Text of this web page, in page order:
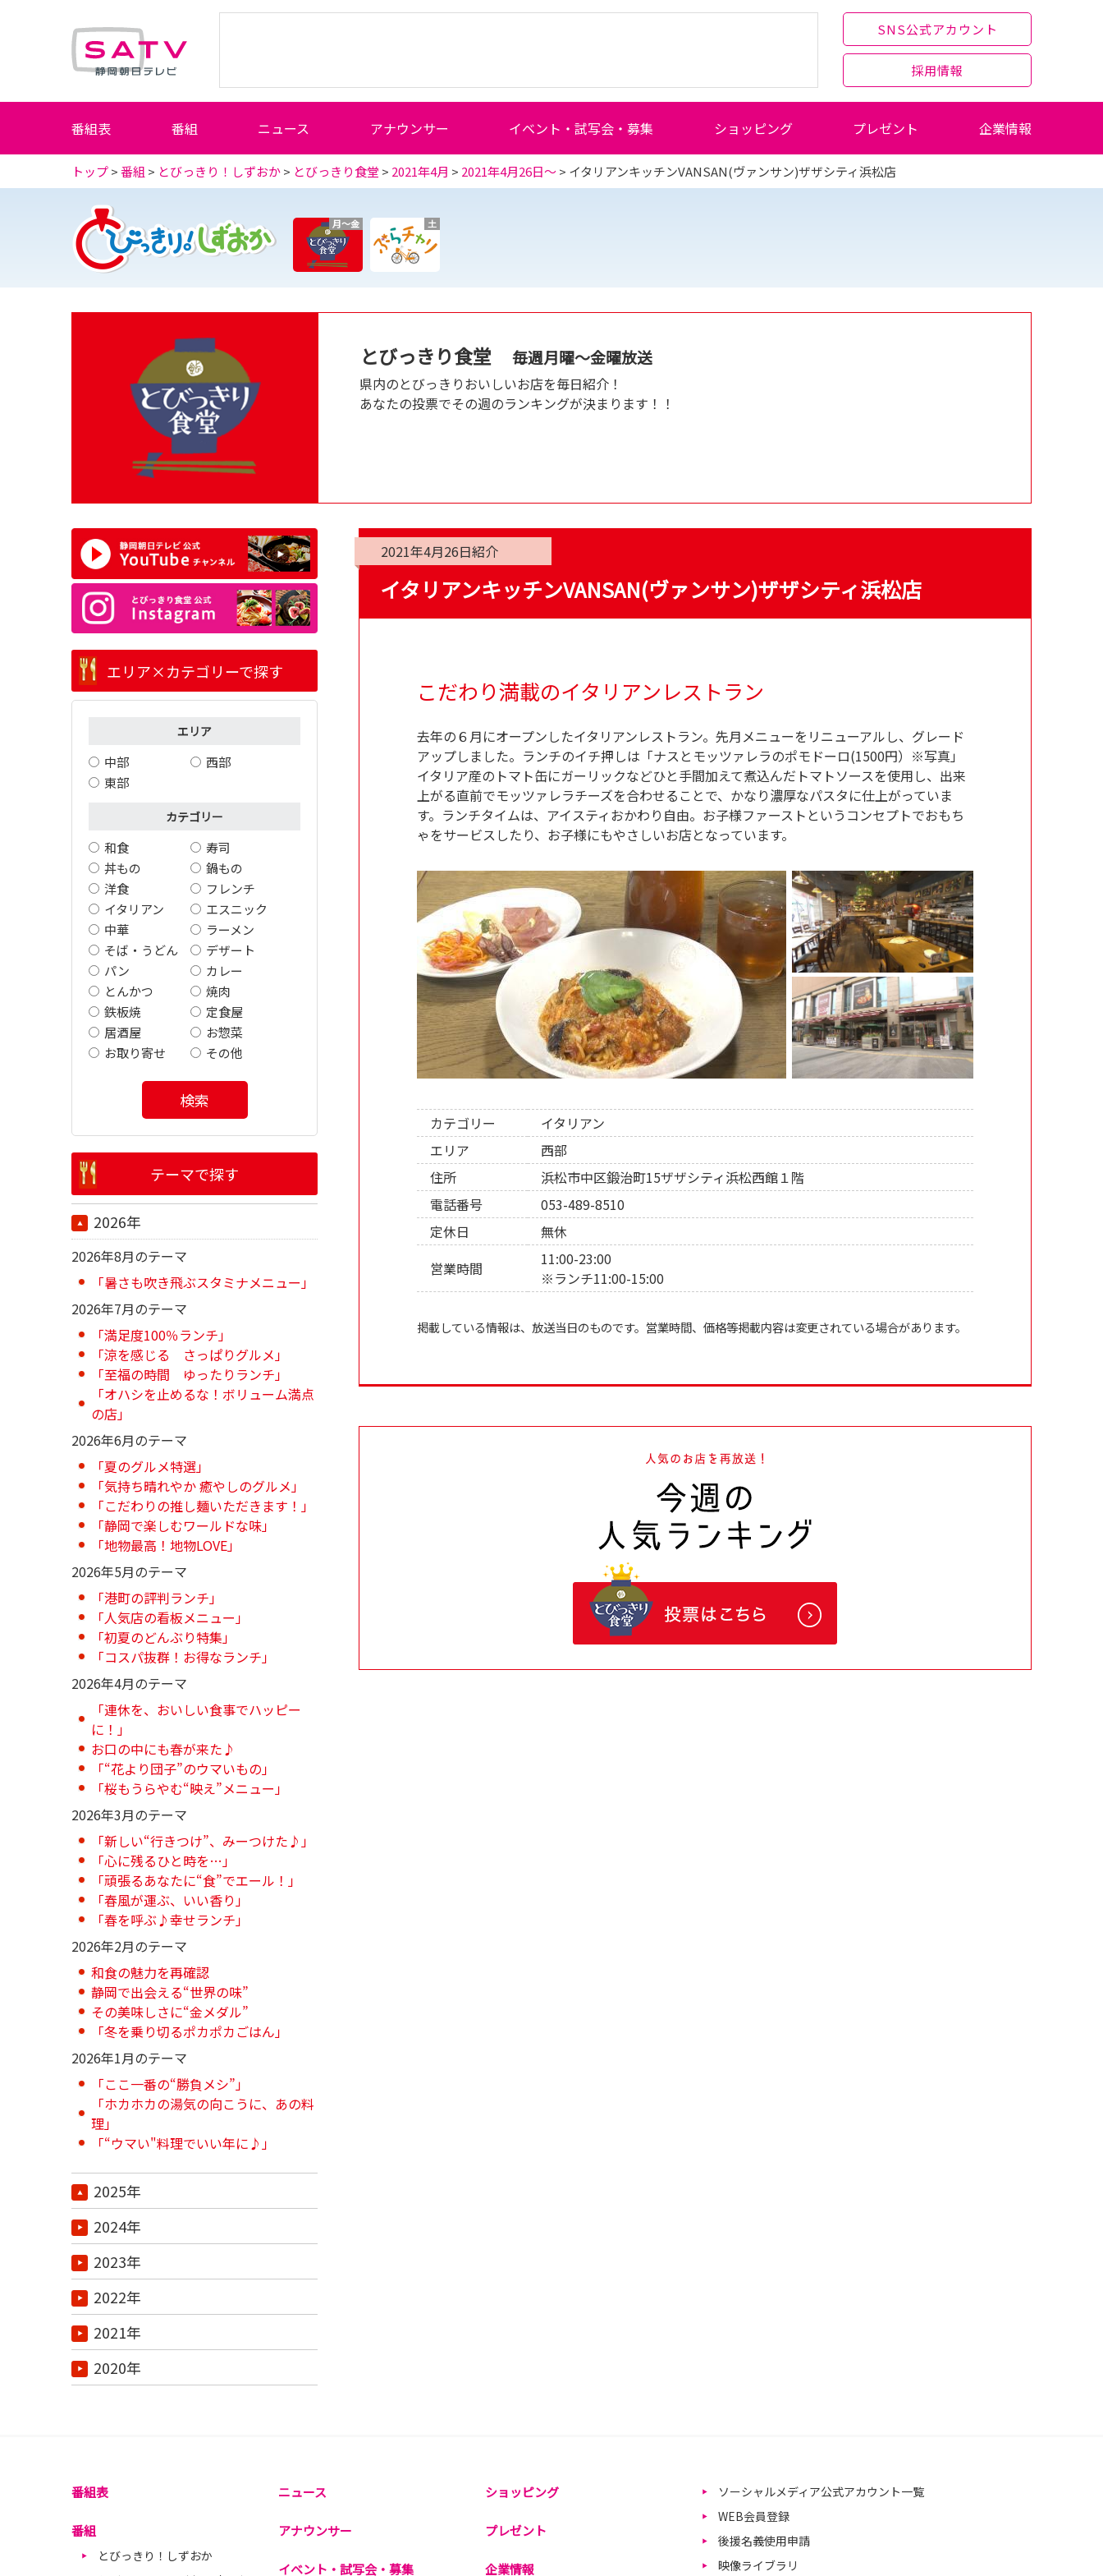
SNS公式アカウント
採用情報
番組表 番組 ニュース アナウンサー イベント・試写会・募集 ショッピング プレゼント 企業情報
トップ>番組 > とびっきり！しずおか> とびっきり食堂 > 2021年4月 > 2021年4月26日～> イタリアンキッチンVANSAN(ヴァンサン)ザザシティ浜松店
月～金 土
とびっきり食堂 毎週月曜～金曜放送
県内のとびっきりおいしいお店を毎日紹介！
あなたの投票でその週のランキングが決まります！！
2021年4月26日紹介
イタリアンキッチンVANSAN(ヴァンサン)ザザシティ浜松店
こだわり満載のイタリアンレストラン
去年の６月にオープンしたイタリアンレストラン。先月メニューをリニューアルし、グレード
アップしました。ランチのイチ押しは「ナスとモッツァレラのポモドーロ(1500円）※写真」
イタリア産のトマト缶にガーリックなどひと手間加えて煮込んだトマトソースを使用し、出来
上がる直前でモッツァレラチーズを合わせることで、かなり濃厚なパスタに仕上がっていま
す。ランチタイムは、アイスティおかわり自由。お子様ファーストというコンセプトでおもち
ゃをサービスしたり、お子様にもやさしいお店となっています。
カテゴリー
イタリアン
エリア
西部
住所
浜松市中区鍛治町15ザザシティ浜松西館１階
電話番号
053-489-8510
定休日
無休
営業時間
11:00-23:00
※ランチ11:00-15:00
掲載している情報は、放送当日のものです。営業時間、価格等掲載内容は変更されている場合があります。
エリア×カテゴリーで探す
エリア
中部
西部
東部
カテゴリー
和食
寿司
丼もの
鍋もの
洋食
フレンチ
イタリアン
エスニック
中華
ラーメン
そば・うどん
デザート
パン
カレー
とんかつ
焼肉
鉄板焼
定食屋
居酒屋
お惣菜
お取り寄せ
その他
検索
テーマで探す
2026年
2026年8月のテーマ
「暑さも吹き飛ぶスタミナメニュー」
2026年7月のテーマ
「満足度100％ランチ」
「涼を感じる さっぱりグルメ」
「至福の時間 ゆったりランチ」
「オハシを止めるな！ボリューム満点
の店」
2026年6月のテーマ
「夏のグルメ特選」
「気持ち晴れやか 癒やしのグルメ」
「こだわりの推し麺いただきます！」
「静岡で楽しむワールドな味」
「地物最高！地物LOVE」
2026年5月のテーマ
「港町の評判ランチ」
「人気店の看板メニュー」
「初夏のどんぶり特集」
「コスパ抜群！お得なランチ」
2026年4月のテーマ
「連休を、おいしい食事でハッピー
に！」
お口の中にも春が来た♪
「“花より団子”のウマいもの」
「桜もうらやむ“映え”メニュー」
2026年3月のテーマ
「新しい“行きつけ”、みーつけた♪」
「心に残るひと時を…」
「頑張るあなたに“食”でエール！」
「春風が運ぶ、いい香り」
「春を呼ぶ♪幸せランチ」
2026年2月のテーマ
和食の魅力を再確認
静岡で出会える“世界の味”
その美味しさに“金メダル”
「冬を乗り切るポカポカごはん」
2026年1月のテーマ
「ここ一番の“勝負メシ”」
「ホカホカの湯気の向こうに、あの料
理」
「“ウマい"料理でいい年に♪」
2025年
2024年
2023年
2022年
2021年
2020年
番組表
番組
とびっきり！しずおか
ニュース
アナウンサー
イベント・試写会・募集
ショッピング
プレゼント
企業情報
ソーシャルメディア公式アカウント一覧
WEB会員登録
後援名義使用申請
映像ライブラリ